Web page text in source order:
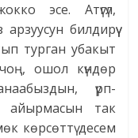
эсе. Атүгүл,
билдирүү
турган убакыт
ошол күндөр
үрп-
айырмасын так
көрсөттү десем